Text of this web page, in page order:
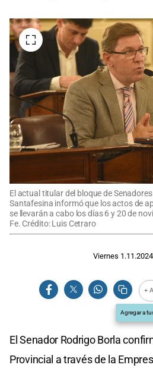
El actual titular del bloque de
Santafesina informó que los actos de
se llevarán a cabo los días 6 y 20 de
Fe. Crédito: Luis Cetraro
Viernes 1.11.2024
+
Agregar a
El Senador Rodrigo Borla
Provincial a través de la